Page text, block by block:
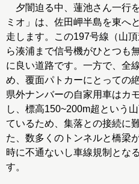
夕闇迫る中、蓮池さん一行
ミオ」は、佐田岬半島を東へ
走します。この197号線（山
ら湊浦まで信号機がひとつも
に良い道路です。一方で、全
め、覆面パトカーにとっての
県外ナンバーの自家用車はカ
し、標高150~200m超という
ているため、集落との接続に
た、数多くのトンネルと橋梁
時に不通ないし車線規制とな
す。